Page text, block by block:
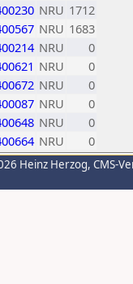
NRU 1712
NRU 1683
NRU
0
NRU
0
NRU
0
NRU
0
NRU
0
NRU 0
Heinz Herzog, CMS-